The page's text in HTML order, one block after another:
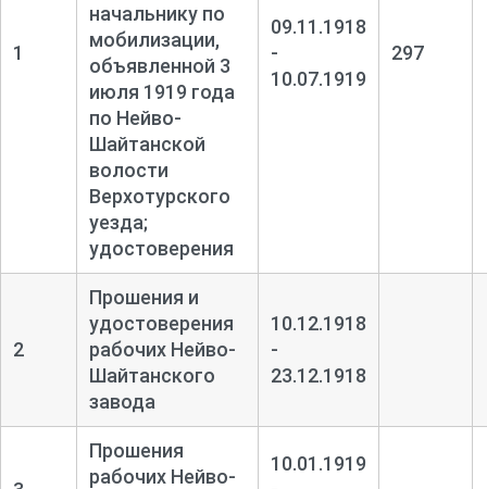
1
начальнику по
мобилизации,
объявленной 3
июля 1919 года
по Нейво-
Шайтанской
волости
Верхотурского
уезда;
удостоверения
09.11.1918
-
10.07.1919
297
2
Прошения и
удостоверения
рабочих Нейво-
Шайтанского
завода
10.12.1918
-
23.12.1918
Прошения
рабочих Нейво-
10.01.1919